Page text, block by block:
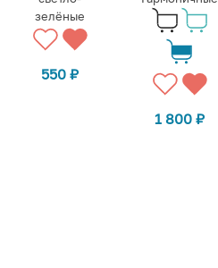
зелёные
550₽
1 800₽